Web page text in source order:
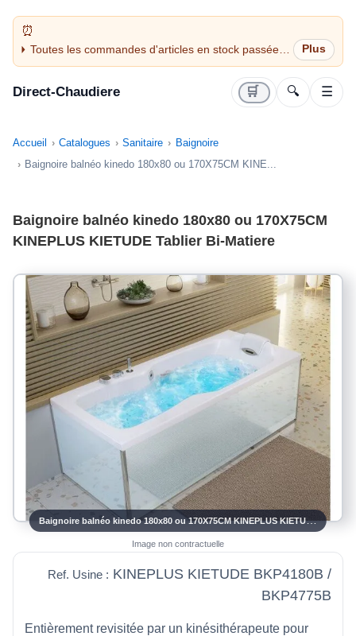
Toutes les commandes d'articles en stock passées
avant 14H sont expédiées le jour même (jours
Direct-Chaudiere 🛒 🔍 ☰
Accueil Catalogues Sanitaire
Baignoire
Baignoire balnéo kinedo 180x80 ou 170X75CM KINE...
Baignoire balnéo kinedo 180x80 ou 170X75CM
KINEPLUS KIETUDE Tablier Bi-Matiere
Baignoire balnéo kinedo 180x80 ou 170X75CM KINEPLUS KIETUDE Tablier Bi-Matiere
Image non contractuelle
Ref. Usine : KINEPLUS KIETUDE BKP4180B /
BKP4775B
Entièrement revisitée par un kinésithérapeute pour